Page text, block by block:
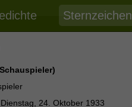
Sternzeichen
Dienstag, 24. Oktober 1933